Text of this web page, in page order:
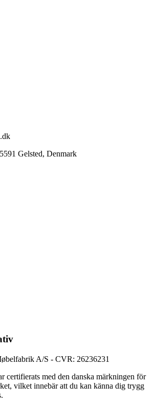
Gelsted, Denmark
A/S - CVR: 26236231
certifierats med den danska märkningen för
vilket innebär att du kan känna dig trygg